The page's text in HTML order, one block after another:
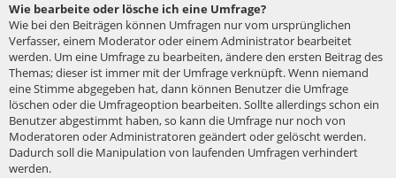
Wie bearbeite oder lösche ich eine Umfrage?
Wie bei den Beiträgen können Umfragen nur vom ursprünglichen
Verfasser, einem Moderator oder einem Administrator bearbeitet
werden. Um eine Umfrage zu bearbeiten, ändere den ersten Beitrag des
Themas; dieser ist immer mit der Umfrage verknüpft. Wenn niemand
eine Stimme abgegeben hat, dann können Benutzer die Umfrage
löschen oder die Umfrageoption bearbeiten. Sollte allerdings schon ein
Benutzer abgestimmt haben, so kann die Umfrage nur noch von
Moderatoren oder Administratoren geändert oder gelöscht werden.
Dadurch soll die Manipulation von laufenden Umfragen verhindert
werden.